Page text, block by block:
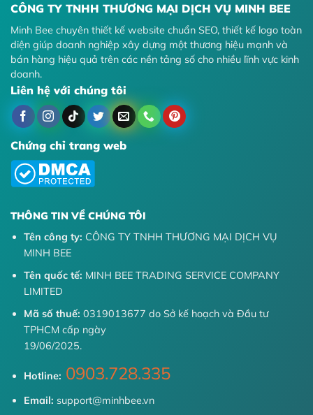
CÔNG TY TNHH THƯƠNG MẠI DỊCH VỤ MINH BEE
Minh Bee chuyên thiết kế website chuẩn SEO, thiết kế logo toàn
diện giúp doanh nghiệp xây dựng một thương hiệu mạnh và
bán hàng hiệu quả trên các nền tảng số cho nhiều lĩnh vực kinh
doanh.
Liên hệ với chúng tôi
Chứng chỉ trang web
THÔNG TIN VỀ CHÚNG TÔI
Tên công ty: CÔNG TY TNHH THƯƠNG MẠI DỊCH VỤ
MINH BEE
Tên quốc tế: MINH BEE TRADING SERVICE COMPANY
LIMITED
Mã số thuế: 0319013677 do Sở kế hoạch và Đầu tư
TPHCM cấp ngày
19/06/2025.
Hotline: 0903.728.335
Email: support@minhbee.vn